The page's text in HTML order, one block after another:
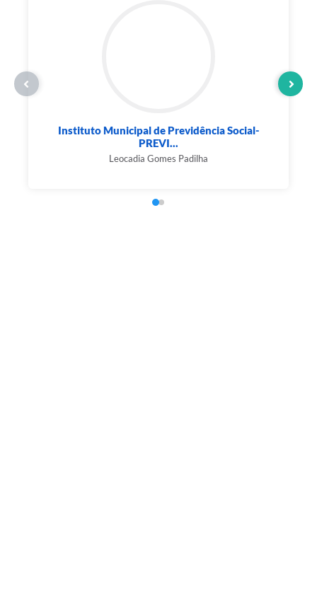
Instituto Municipal de Previdência Social-
PREVI...
Leocadia Gomes Padilha